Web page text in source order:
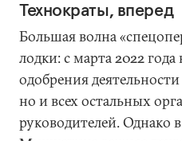
Технократы, вперед
Большая волна
лодки: с марта 2022
одобрения
но и всех остальных
руководителей. Однако